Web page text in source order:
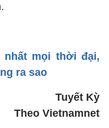
nhất mọi thời đại,
ra sao
Tuyết Kỳ
Theo Vietnamnet